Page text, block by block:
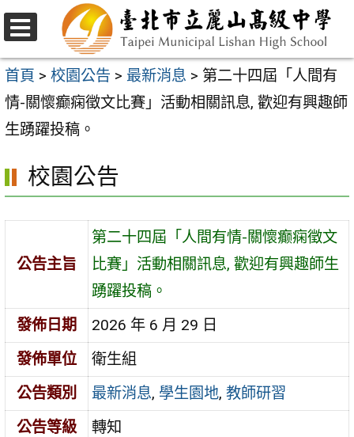
跳
至
主
要
內
區
選
單
首頁 > 校園公告 > 最新消息 > 第二十四屆「人間有
情-關懷癫痫徵文比賽」活動相關訊息, 歡迎有興趣師
生踴躍投稿。
校園公告
公告主旨
第二十四屆「人間有情-關懷癫痫徵文
比賽」活動相關訊息, 歡迎有興趣師生
踴躍投稿。
發佈日期
2026 年 6 月 29 日
發佈單位
衛生組
公告類別
最新消息, 學生園地,教師研習
公告等級
轉知